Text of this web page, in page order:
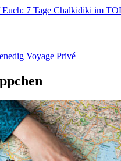
Euch: 7 Tage Chalkidiki im
Voyage Privé